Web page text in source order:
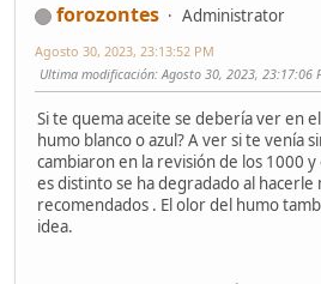
forozontes
Administrator
Agosto 30, 2023, 23:13:52 PM
Ultima modificación: Agosto 30, 2023, 23:17:06
Si te quema aceite se debería ver en
humo blanco o azul? A ver si te venía
cambiaron en la revisión de los 1000
es distinto se ha degradado al hacerle
recomendados . El olor del humo
idea.